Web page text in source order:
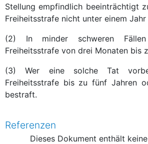
Stellung empfindlich beeinträchtigt
Freiheitsstrafe nicht unter einem
(2) In minder schweren
Freiheitsstrafe von drei Monaten bis
(3) Wer eine solche Tat
Freiheitsstrafe bis zu fünf Jahren
bestraft.
Referenzen
Dieses Dokument enthält